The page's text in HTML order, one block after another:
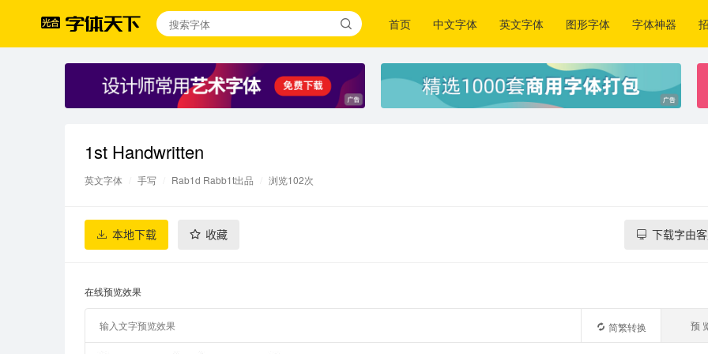
首页 中文字体 英文字体 图形字体 字体神器
1st Handwritten
英文字体 手写 Rab1d Rabb1t出品 浏览102次
本地下载 收藏 下载字由
在线预览效果
预
简繁转换